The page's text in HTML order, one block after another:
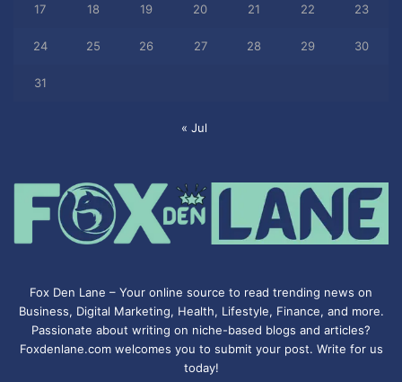
17 18 19 20 21 22 23
24 25 26 27 28 29 30
31
« Jul
Fox Den Lane – Your online source to read trending news on
Business, Digital Marketing, Health, Lifestyle, Finance, and more.
Passionate about writing on niche-based blogs and articles?
Foxdenlane.com welcomes you to submit your post. Write for us
today!